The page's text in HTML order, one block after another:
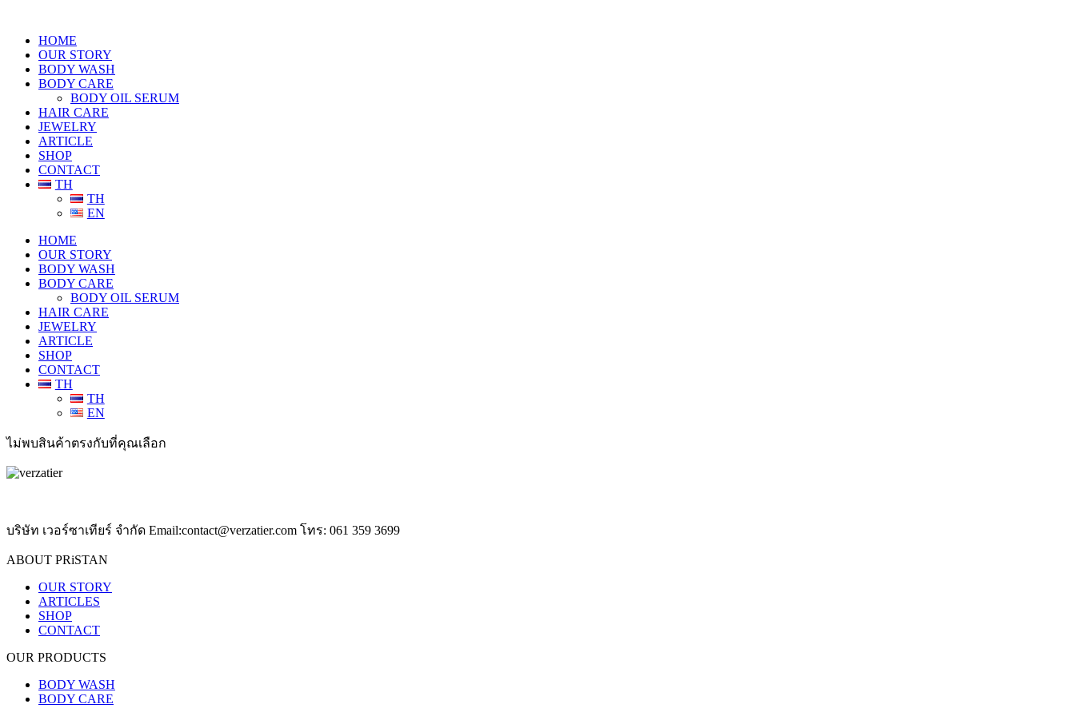
HOME
OUR STORY
BODY WASH
BODY CARE
BODY OIL SERUM
HAIR CARE
JEWELRY
ARTICLE
SHOP
CONTACT
TH
TH
EN
HOME
OUR STORY
BODY WASH
BODY CARE
BODY OIL SERUM
HAIR CARE
JEWELRY
ARTICLE
SHOP
CONTACT
TH
TH
EN
ไม่พบสินค้าตรงกับที่คุณเลือก
บริษัท เวอร์ซาเทียร์ จำกัด Email:contact@verzatier.com โทร: 061 359 3699
ABOUT PRiSTAN
OUR STORY
ARTICLES
SHOP
CONTACT
OUR PRODUCTS
BODY WASH
BODY CARE